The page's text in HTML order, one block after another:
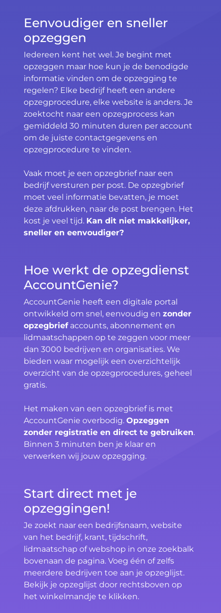
Eenvoudiger en sneller
opzeggen
Iedereen kent het wel. Je begint met
opzeggen maar hoe kun je de benodigde
informatie vinden om de opzegging te
regelen? Elke bedrijf heeft een andere
opzegprocedure, elke website is anders. Je
zoektocht naar een opzegprocess kan
gemiddeld 30 minuten duren per account
om de juiste contactgegevens en
opzegprocedure te vinden.
Vaak moet je een opzegbrief naar een
bedrijf versturen per post. De opzegbrief
moet veel informatie bevatten, je moet
deze afdrukken, naar de post brengen. Het
kost je veel tijd. Kan dit niet makkelijker,
sneller en eenvoudiger?
Hoe werkt de opzegdienst
AccountGenie?
AccountGenie heeft een digitale portal
ontwikkeld om snel, eenvoudig en zonder
opzegbriefaccounts, abonnement en
lidmaatschappen op te zeggen voor meer
dan 3000 bedrijven en organisaties. We
bieden waar mogelijk een overzichtelijk
overzicht van de opzegprocedures, geheel
gratis.
Het maken van een opzegbrief is met
AccountGenie overbodig. Opzeggen
zonder registratie en direct te gebruiken.
Binnen 3 minuten ben je klaar en
verwerken wij jouw opzegging.
Start direct met je
opzeggingen!
Je zoekt naar een bedrijfsnaam, website
van het bedrijf, krant, tijdschrift,
lidmaatschap of webshop in onze zoekbalk
bovenaan de pagina. Voeg één of zelfs
meerdere bedrijven toe aan je opzeglijst.
Bekijk je opzeglijst door rechtsboven op
het winkelmandje te klikken.